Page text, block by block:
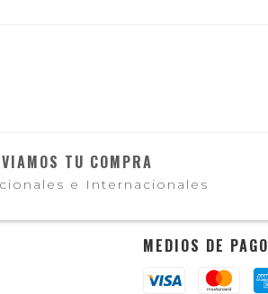
TU COMPRA
e Internacionales
MEDIOS DE PAGO